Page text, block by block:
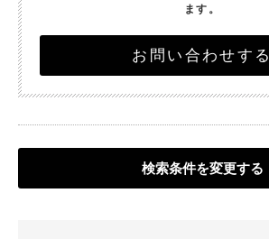
ます。
お問い合わせする
検索条件を変更する